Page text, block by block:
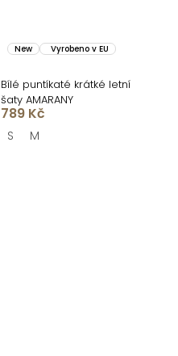
New Vyrobeno v EU
Bílé puntíkaté krátké letní
šaty AMARANY
789 Kč
S M